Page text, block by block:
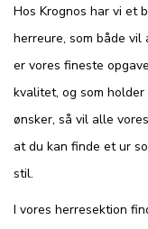
Hos Krognos har vi et
herreure, som både
er vores fineste
kvalitet, og som
ønsker, så vil alle
at du kan finde et ur
stil.
I vores herresektion